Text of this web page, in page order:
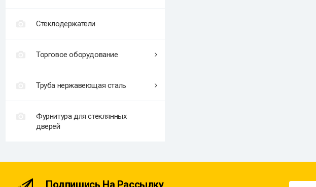
Стеклодержатели
Торговое оборудование
Труба нержавеющая сталь
Фурнитура для стеклянных
дверей
Подпишись На Рассылку